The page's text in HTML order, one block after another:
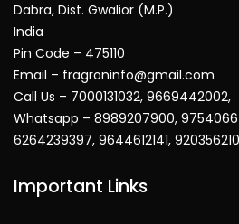
Dabra, Dist. Gwalior (M.P.)
India
Pin Code – 475110
Email – fragroninfo@gmail.com
Call Us – 7000131032, 9669442002,
Whatsapp – 8989207900,
6264239397, 9644612141,
Important Links